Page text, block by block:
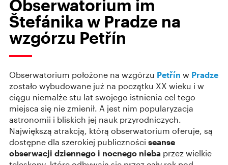
Obserwatorium im
Štefánika w Pradze na
wzgórzu Petřín
Obserwatorium położone na wzgórzu Petřín w Pradze
zostało wybudowane już na początku XX wieku i w
ciągu niemalże stu lat swojego istnienia cel tego
miejsca się nie zmienił. A jest nim popularyzacja
astronomii i bliskich jej nauk przyrodniczych.
Największą atrakcją, którą obserwatorium oferuje, są
dostępne dla szerokiej publiczności seanse
obserwacji dziennego i nocnego nieba przez wielkie